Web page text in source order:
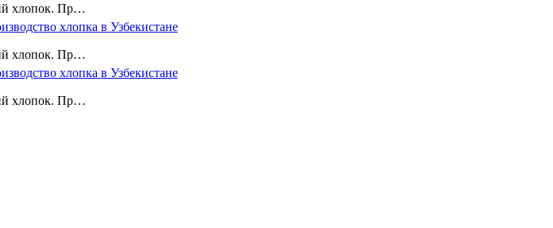
Узбекский хлопок. Производство хлопка в Узбекистане
Узбекский хлопок. Производство хлопка в Узбекистане
Узбекский хлопок. Производство хлопка в Узбекистане